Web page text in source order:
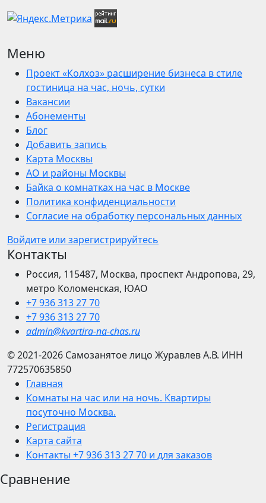
Меню
Проект «Колхоз» расширение бизнеса в стиле
гостиница на час, ночь, сутки
Вакансии
Абонементы
Блог
Добавить запись
Карта Москвы
АО и районы Москвы
Байка о комнатках на час в Москве
Политика конфиденциальности
Согласие на обработку персональных данных
Войдите или зарегистрируйтесь
Контакты
Россия, 115487, Москва, проспект Андропова, 29,
метро Коломенская, ЮАО
+7 936 313 27 70
+7 936 313 27 70
admin@kvartira-na-chas.ru
© 2021-2026 Самозанятое лицо Журавлев А.В. ИНН
772570635850
Главная
Комнаты на час или на ночь. Квартиры
посуточно Москва.
Регистрация
Карта сайта
Контакты +7 936 313 27 70 и для заказов
Сравнение